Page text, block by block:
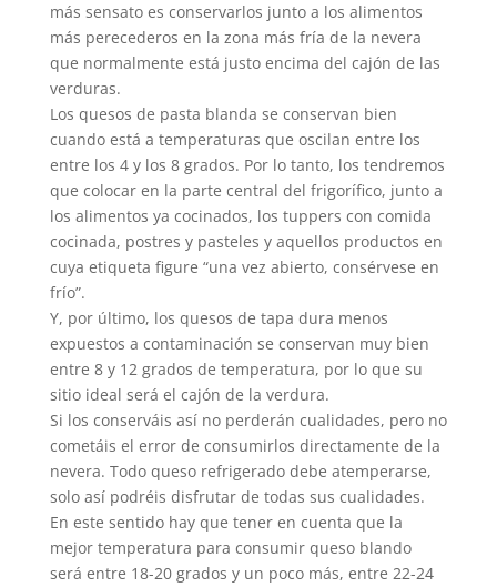
más sensato es conservarlos junto a los alimentos
más perecederos en la zona más fría de la nevera
que normalmente está justo encima del cajón de las
verduras.
Los quesos de pasta blanda se conservan bien
cuando está a temperaturas que oscilan entre los
entre los 4 y los 8 grados. Por lo tanto, los tendremos
que colocar en la parte central del frigorífico, junto a
los alimentos ya cocinados, los tuppers con comida
cocinada, postres y pasteles y aquellos productos en
cuya etiqueta figure “una vez abierto, consérvese en
frío”.
Y, por último, los quesos de tapa dura menos
expuestos a contaminación se conservan muy bien
entre 8 y 12 grados de temperatura, por lo que su
sitio ideal será el cajón de la verdura.
Si los conserváis así no perderán cualidades, pero no
cometáis el error de consumirlos directamente de la
nevera. Todo queso refrigerado debe atemperarse,
solo así podréis disfrutar de todas sus cualidades.
En este sentido hay que tener en cuenta que la
mejor temperatura para consumir queso blando
será entre 18-20 grados y un poco más, entre 22-24